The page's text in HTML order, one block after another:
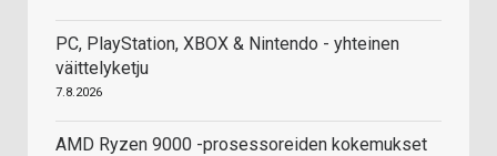
PC, PlayStation, XBOX & Nintendo - yhteinen
väittelyketju
7.8.2026
AMD Ryzen 9000 -prosessoreiden kokemukset